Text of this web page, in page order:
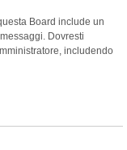
Board include un
Dovresti
includendo